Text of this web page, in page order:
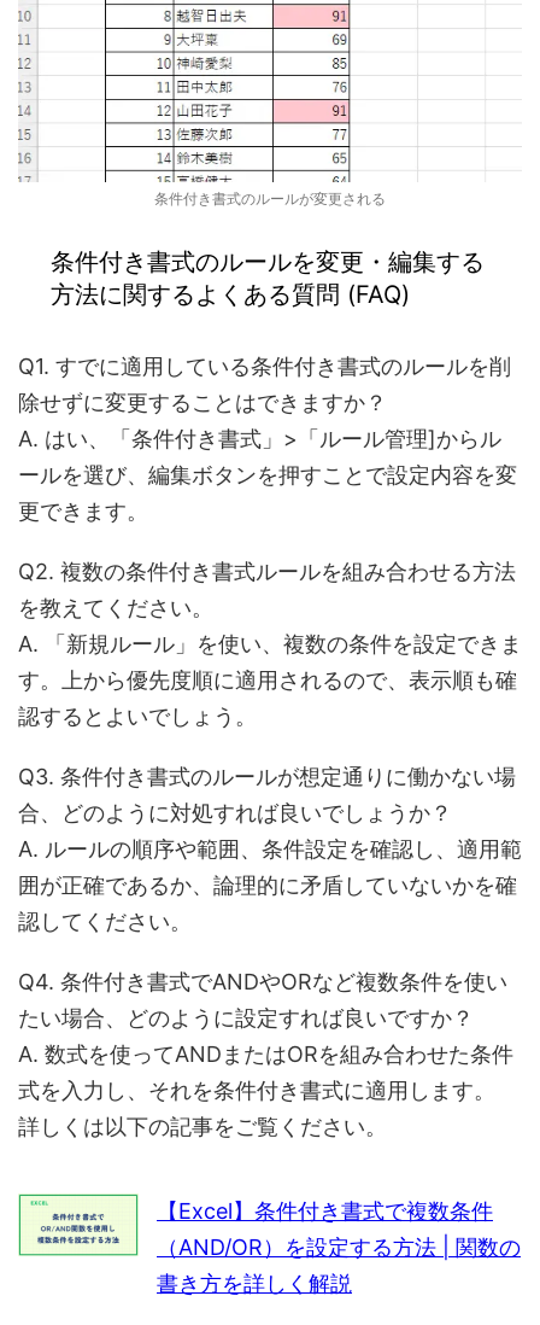
条件付き書式のルールが変更される
条件付き書式のルールを変更・編集する
方法に関するよくある質問 (FAQ)
Q1. すでに適用している条件付き書式のルールを削
除せずに変更することはできますか？
A. はい、「条件付き書式」>「ルール管理]からル
ールを選び、編集ボタンを押すことで設定内容を変
更できます。
Q2. 複数の条件付き書式ルールを組み合わせる方法
を教えてください。
A. 「新規ルール」を使い、複数の条件を設定できま
す。上から優先度順に適用されるので、表示順も確
認するとよいでしょう。
Q3. 条件付き書式のルールが想定通りに働かない場
合、どのように対処すれば良いでしょうか？
A. ルールの順序や範囲、条件設定を確認し、適用範
囲が正確であるか、論理的に矛盾していないかを確
認してください。
Q4. 条件付き書式でANDやORなど複数条件を使い
たい場合、どのように設定すれば良いですか？
A. 数式を使ってANDまたはORを組み合わせた条件
式を入力し、それを条件付き書式に適用します。
詳しくは以下の記事をご覧ください。
【Excel】条件付き書式で複数条件
（AND/OR）を設定する方法 | 関数の
書き方を詳しく解説